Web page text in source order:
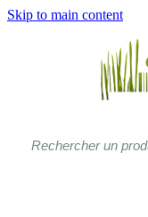
Skip to main content